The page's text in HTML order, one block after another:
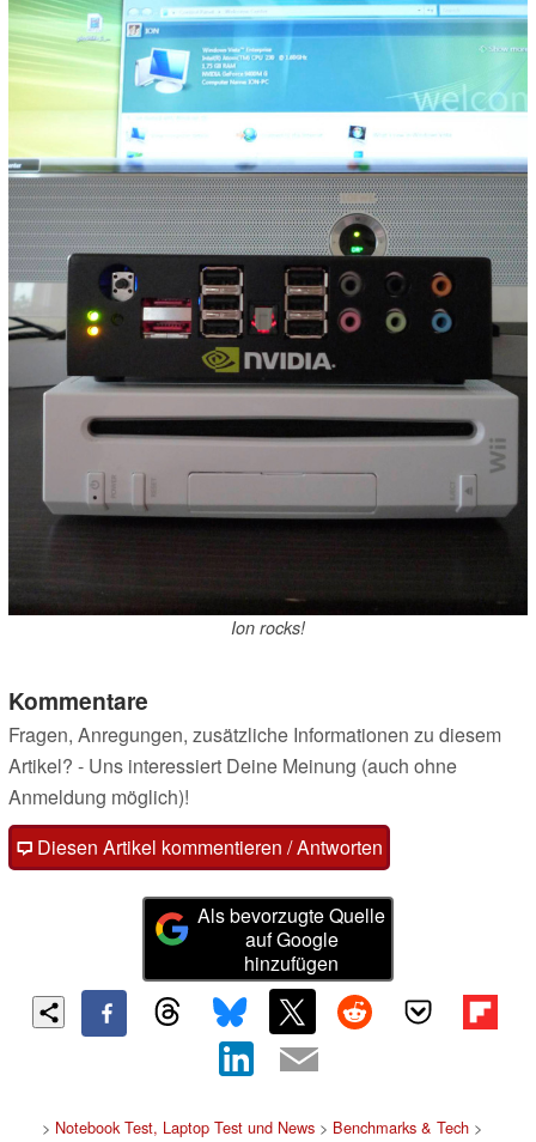
Ion rocks!
Kommentare
Fragen, Anregungen, zusätzliche Informationen zu diesem
Artikel? - Uns interessiert Deine Meinung (auch ohne
Anmeldung möglich)!
Diesen Artikel kommentieren / Antworten
Als bevorzugte Quelle
auf Google
hinzufügen
> Notebook Test, Laptop Test und News > Benchmarks & Tech >